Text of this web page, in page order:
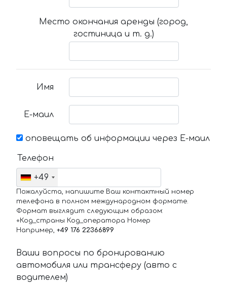
Место окончания аренды (город,
гостиница и т. д.)
Имя
Е-маил
оповещать об информации через Е-маил
Телефон
+49
Пожалуйста, напишите Ваш контактный номер
телефона в полном международном формате.
Формат выглядит следующим образом:
+Код_страны Код_оператора Номер
Например, +49 176 22366899
Ваши вопросы по бронированию
автомобиля или трансферу (авто с
водителем)